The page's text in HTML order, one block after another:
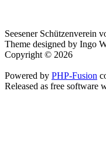
Seesener Schützenverein
Theme designed by Ingo
Copyright © 2026
Powered by PHP-Fusion
Released as free software